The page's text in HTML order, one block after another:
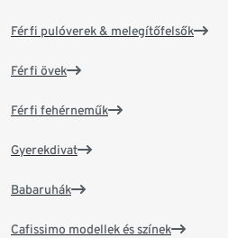
Férfi pulóverek & melegítőfelsők
Férfi övek
Férfi fehérneműk
Gyerekdivat
Babaruhák
Cafissimo modellek és színek